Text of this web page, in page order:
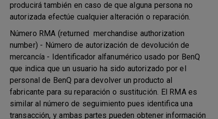
producirá también en caso de que alguna persona no
autorizada efectúe cualquier alteración o reparación.
Número RMA (returned merchandise authorization
number) - Número de autorización de devolución de
mercancía - Identificador alfanumérico usado por BenQ
que indica que un usuario ha sido autorizado por el
personal de BenQ para devolver un producto al
fabricante para su reparación o sustitución. El RMA es
similar al número de seguimiento pues identifica una
transacción, y ambas partes pueden obtener información